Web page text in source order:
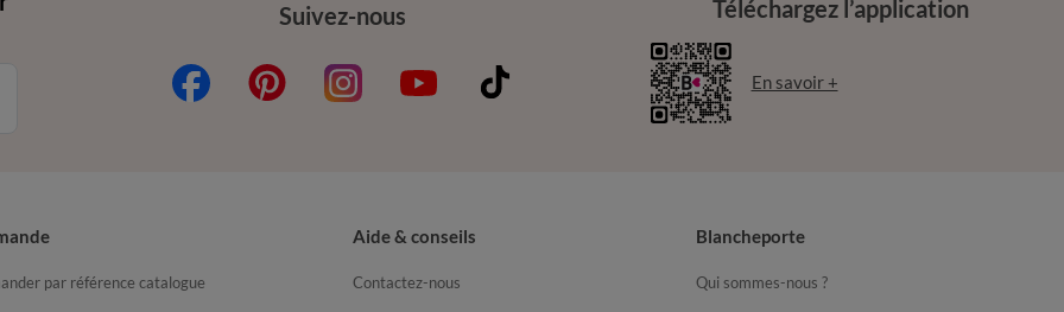
Suivez-nous Téléchargez l’application
En savoir +
par référence catalogue
Aide & conseils
Contactez-nous
Blancheporte
Qui sommes-nous ?